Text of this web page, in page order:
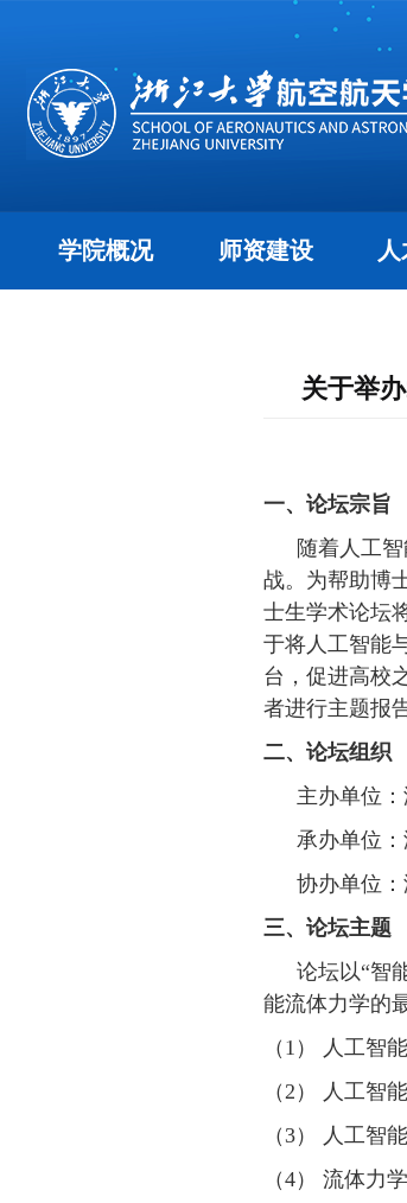
学院概况 师资建设
关于举
一、论坛宗旨
随着人工
战。为帮助博
士生学术论坛
于将人工智能
台，促进高校
者进行主题报
二、论坛组织
主办单位
承办单位
协办单位
三、论坛主题
论坛以“智
能流体力学的
（1）
人工智
（2）
人工智
（3）
人工智
（4） 流体力